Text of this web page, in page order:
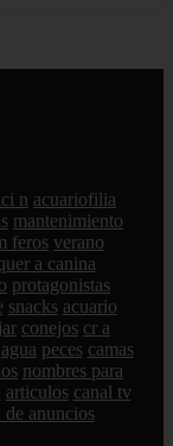
n acuariofilia
mantenimiento
feros verano
a canina
protagonistas
snacks acuario
conejos cr a
agua peces camas
nombres para
articulos canal tv
de anuncios